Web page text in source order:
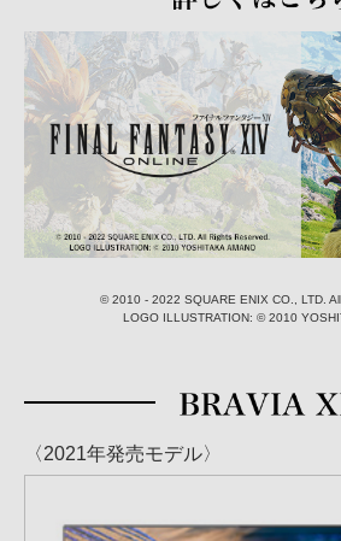
© 2010 - 2022 SQUARE ENIX CO., LTD.
LOGO ILLUSTRATION: © 2010
〈2021年発売モデル〉